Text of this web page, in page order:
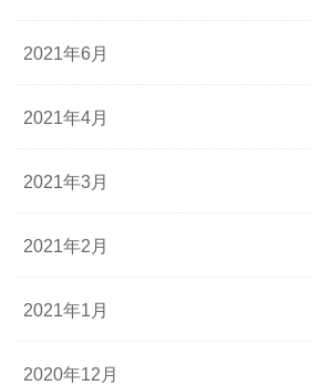
2021年6月
2021年4月
2021年3月
2021年2月
2021年1月
2020年12月